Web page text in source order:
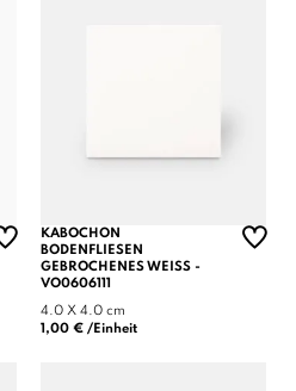
KABOCHON
BODENFLIESEN
GEBROCHENES WEISS - V
O0606111
4.0 X 4.0 cm
1,00 € /Einheit